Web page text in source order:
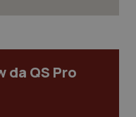
da QS Pro
Fornitore/Dominio